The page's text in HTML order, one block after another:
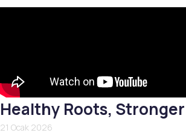
Healthy Roots,
21 Ocak 2026